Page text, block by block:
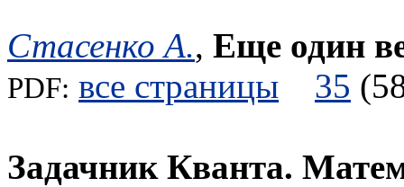
Стасенко А., Еще один
PDF: все страницы 35
Задачник Кванта.